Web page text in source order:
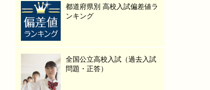
都道府県別 高校入試偏差値ラ
ンキング
全国公立高校入試（過去入試
問題・正答）